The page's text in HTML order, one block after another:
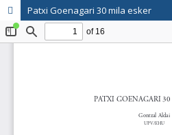
Patxi Goenagari 30 mila esker